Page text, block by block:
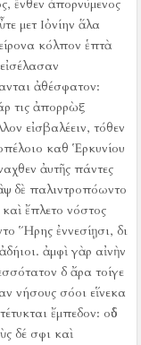
ἔνθεν ἀπορνύμενος
μετ Ιὀνίην ἅλα
κόλπον ἑπτὰ
ἀθέσφατον:
τις ἀπορρὼξ
εἰσβαλέειν, τόθεν
καθ Ἑρκυνίου
ἀυτῆς πάντες
δὲ παλιντροπόωντο
ἔπλετο νόστος
Ἥρης ἐννεσίῃσι, δι
ἀμφὶ γὰρ αἰνὴν
δ ἄρα τοίγε
νήσους σόοι εἵνεκα
ἔμπεδον: οὐδ
δέ σφι καὶ